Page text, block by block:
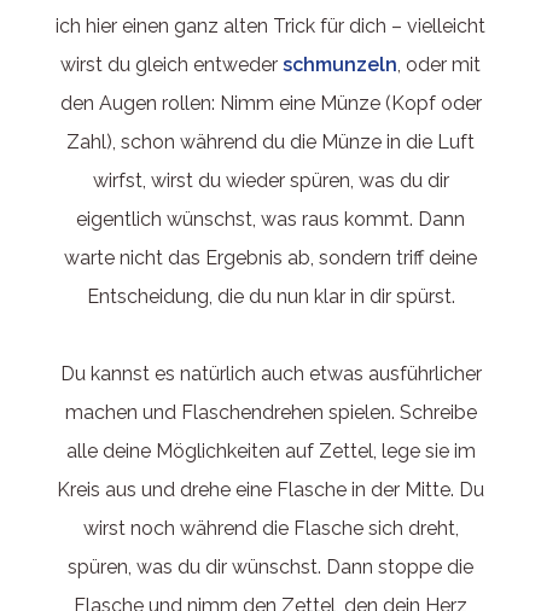
ich hier einen ganz alten Trick für dich – vielleicht
wirst du gleich entweder schmunzeln , oder mit
den Augen rollen: Nimm eine Münze (Kopf oder
Zahl), schon während du die Münze in die Luft
wirfst, wirst du wieder spüren, was du dir
eigentlich wünschst, was raus kommt. Dann
warte nicht das Ergebnis ab, sondern triff deine
Entscheidung, die du nun klar in dir spürst.
Du kannst es natürlich auch etwas ausführlicher
machen und Flaschendrehen spielen. Schreibe
alle deine Möglichkeiten auf Zettel, lege sie im
Kreis aus und drehe eine Flasche in der Mitte. Du
wirst noch während die Flasche sich dreht,
spüren, was du dir wünschst. Dann stoppe die
Flasche und nimm den Zettel, den dein Herz